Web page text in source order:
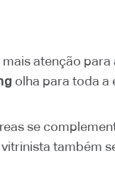
atenção para
olha para toda a
se
também